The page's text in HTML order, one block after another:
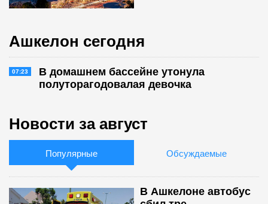
Ашкелон сегодня
07:23
В домашнем бассейне утонула
полуторагодовалая девочка
Новости за август
Популярные Обсуждаемые
В Ашкелоне автобус